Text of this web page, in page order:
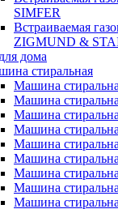
SIMFER
Встраиваемая
ZIGMUND &
дома
стиральная
Машина
Машина
Машина
Машина
Машина
Машина
Машина
Машина
Машина